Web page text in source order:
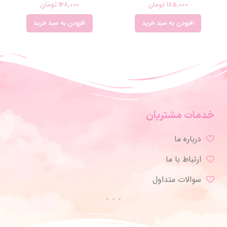
185,000 تومان
افزودن به سبد خرید
148,000 تومان
افزودن به سبد خرید
خدمات مشتریان
درباره ما
ارتباط با ما
سوالات متداول